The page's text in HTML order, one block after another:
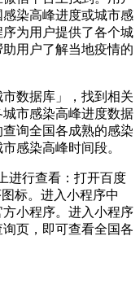
染高峰进度或城市感
为用户提供了各个城
用户了解当地疫情的
数据库」，找到相关
市感染高峰进度数据
询全国各成熟的感染
感染高峰时间段。
进行查看：打开百度
标。进入小程序中
小程序。进入小程序
页，即可查看全国各